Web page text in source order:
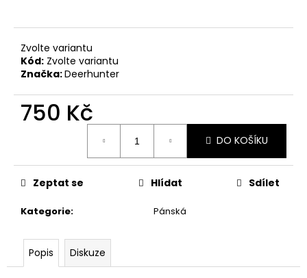
Zvolte variantu
Kód: Zvolte variantu
Značka:Deerhunter
750 Kč
DO KOŠÍKU
Kategorie: Pánská
Zeptat se Hlídat Sdílet
Popis Diskuze
u
e
m
e
410
Kč